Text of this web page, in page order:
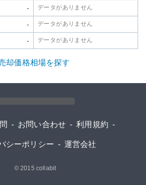
- データがありません
- データがありません
- データがありません
却価格相場を探す
- お問い合わせ - 利用規約 -
シーポリシー - 運営会社
© 2015 collabit